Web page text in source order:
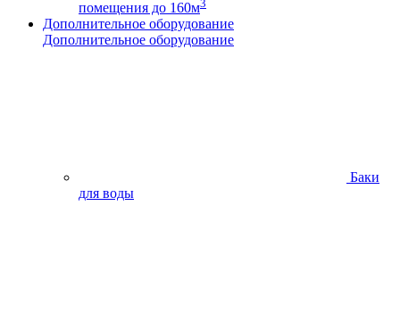
помещения до 160м3
Дополнительное оборудование
Дополнительное оборудование
Баки
для воды